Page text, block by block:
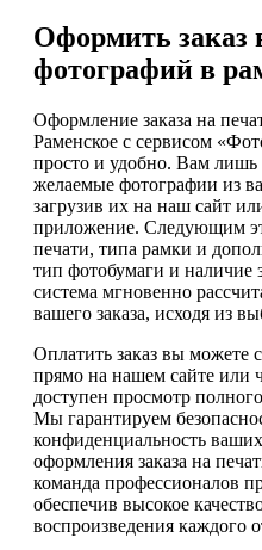
Оформить заказ
фотографий в
Оформление заказа на
Раменское с сервисом
просто и удобно. Вам лишь
желаемые фотографии из
загрузив их на наш сайт
приложение. Следующим
печати, типа рамки и
тип фотобумаги и наличие
система мгновенно
вашего заказа, исходя из
Оплатить заказ вы можете
прямо на нашем сайте или
доступен просмотр
Мы гарантируем
конфиденциальность
оформления заказа на
команда профессионалов
обеспечив высокое
воспроизведения каждого